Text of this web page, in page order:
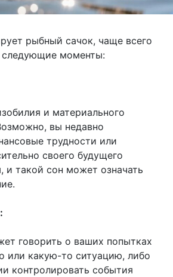
рыбный сачок, чаще всего
следующие моменты:
и материального
вы недавно
трудности или
своего будущего
и такой сон может означать
говорить о ваших попытках
или какую-то ситуацию, либо
контролировать события